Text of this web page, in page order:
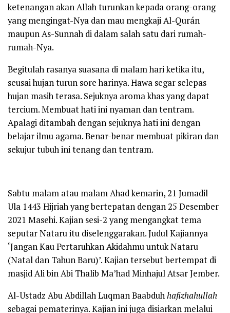
ketenangan akan Allah turunkan kepada orang-orang
yang mengingat-Nya dan mau mengkaji Al-Qurán
maupun As-Sunnah di dalam salah satu dari rumah-
rumah-Nya.
Begitulah rasanya suasana di malam hari ketika itu,
seusai hujan turun sore harinya. Hawa segar selepas
hujan masih terasa. Sejuknya aroma khas yang dapat
tercium. Membuat hati ini nyaman dan tentram.
Apalagi ditambah dengan sejuknya hati ini dengan
belajar ilmu agama. Benar-benar membuat pikiran dan
sekujur tubuh ini tenang dan tentram.
Sabtu malam atau malam Ahad kemarin, 21 Jumadil
Ula 1443 Hijriah yang bertepatan dengan 25 Desember
2021 Masehi. Kajian sesi-2 yang mengangkat tema
seputar Nataru itu diselenggarakan. Judul Kajiannya
‘Jangan Kau Pertaruhkan Akidahmu untuk Nataru
(Natal dan Tahun Baru)’. Kajian tersebut bertempat di
masjid Ali bin Abi Thalib Ma’had Minhajul Atsar Jember.
Al-Ustadz Abu Abdillah Luqman Baabduhhafizhahullah
sebagai pematerinya. Kajian ini juga disiarkan melalui